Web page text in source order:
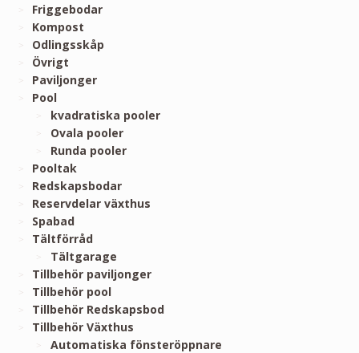
Friggebodar
Kompost
Odlingsskåp
Övrigt
Paviljonger
Pool
kvadratiska pooler
Ovala pooler
Runda pooler
Pooltak
Redskapsbodar
Reservdelar växthus
Spabad
Tältförråd
Tältgarage
Tillbehör paviljonger
Tillbehör pool
Tillbehör Redskapsbod
Tillbehör Växthus
Automatiska fönsteröppnare